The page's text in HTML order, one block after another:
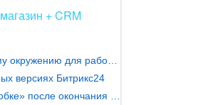
+ CRM
версиях Битрикс24